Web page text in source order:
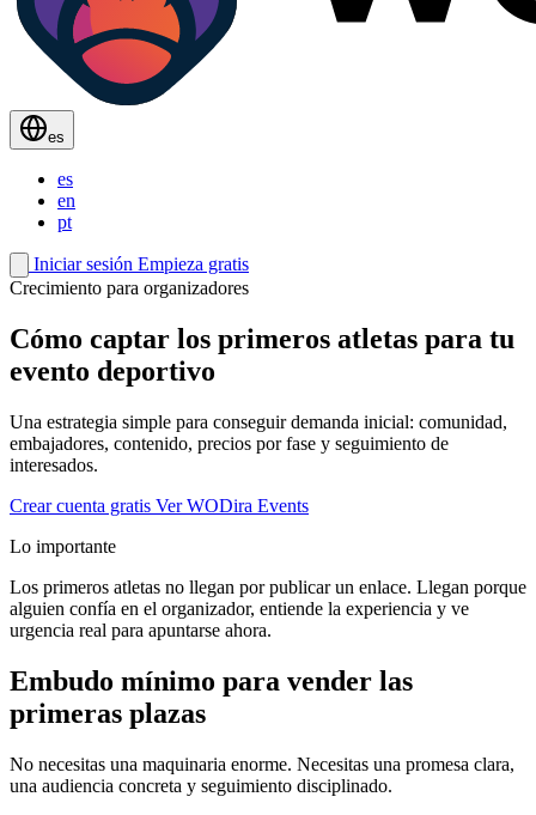
es
es
en
pt
Iniciar sesión Empieza gratis
Crecimiento para organizadores
Cómo captar los primeros atletas para tu
evento deportivo
Una estrategia simple para conseguir demanda inicial: comunidad,
embajadores, contenido, precios por fase y seguimiento de
interesados.
Crear cuenta gratis Ver WODira Events
Lo importante
Los primeros atletas no llegan por publicar un enlace. Llegan porque
alguien confía en el organizador, entiende la experiencia y ve
urgencia real para apuntarse ahora.
Embudo mínimo para vender las
primeras plazas
No necesitas una maquinaria enorme. Necesitas una promesa clara,
una audiencia concreta y seguimiento disciplinado.